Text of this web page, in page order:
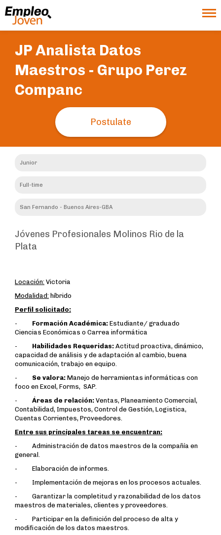
JP Analista Datos
Maestros - Grupo Perez
Companc
Postulate
Junior
Full-time
San Fernando - Buenos Aires-GBA
Jóvenes Profesionales Molinos Rio de la
Plata
Locación: Victoria
Modalidad: híbrido
Perfil solicitado:
- Formación Académica: Estudiante/ graduado
Ciencias Económicas o Carrea informática
- Habilidades Requeridas: Actitud proactiva, dinámico,
capacidad de análisis y de adaptación al cambio, buena
comunicación, trabajo en equipo.
- Se valora: Manejo de herramientas informáticas con
foco en Excel, Forms, SAP.
- Áreas de relación: Ventas, Planeamiento Comercial,
Contabilidad, Impuestos, Control de Gestión, Logistica,
Cuentas Corrientes, Proveedores.
Entre sus principales tareas se encuentran:
- Administración de datos maestros de la compañía en
general.
- Elaboración de informes.
- Implementación de mejoras en los procesos actuales.
- Garantizar la completitud y razonabilidad de los datos
maestros de materiales, clientes y proveedores.
- Participar en la definición del proceso de alta y
modificación de los datos maestros.